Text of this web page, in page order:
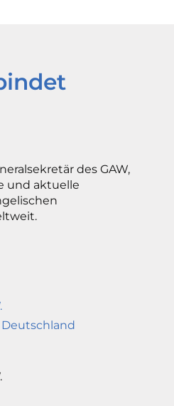
des GAW,
und aktuelle